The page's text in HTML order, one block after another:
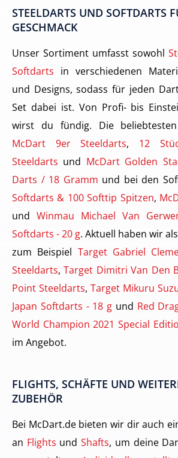
STEELDARTS UND SOFTDARTS
GESCHMACK
Unser Sortiment umfasst sowohl
Softdarts in verschiedenen
und Designs, sodass für jeden
Set dabei ist. Von Profi- bis
wirst du fündig. Die
McDart 9er Steeldarts, 12
Steeldarts und McDart Golden
Darts / 18 Gramm und bei den
Softdarts & 100 Softtip Spitzen,
und Winmau Michael Van
Softdarts - 20 g. Aktuell haben wir als
zum Beispiel Target Gabriel
Steeldarts,Target Dimitri Van Den
Point Steeldarts, Target Mikuru
Japan Softdarts - 18 g und Red
World Champion 2021 Special
im Angebot.
FLIGHTS, SCHÄFTE UND
ZUBEHÖR
Bei McDart.de bieten wir dir auch
an Flights undShafts, um deine